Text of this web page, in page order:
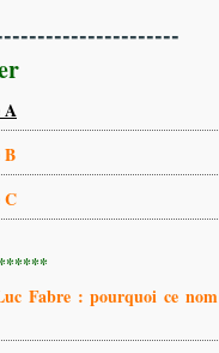
A
B
C
Fabre : pourquoi ce nom